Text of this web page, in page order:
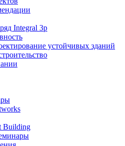
Integral 3p
устойчивых зданий
Building